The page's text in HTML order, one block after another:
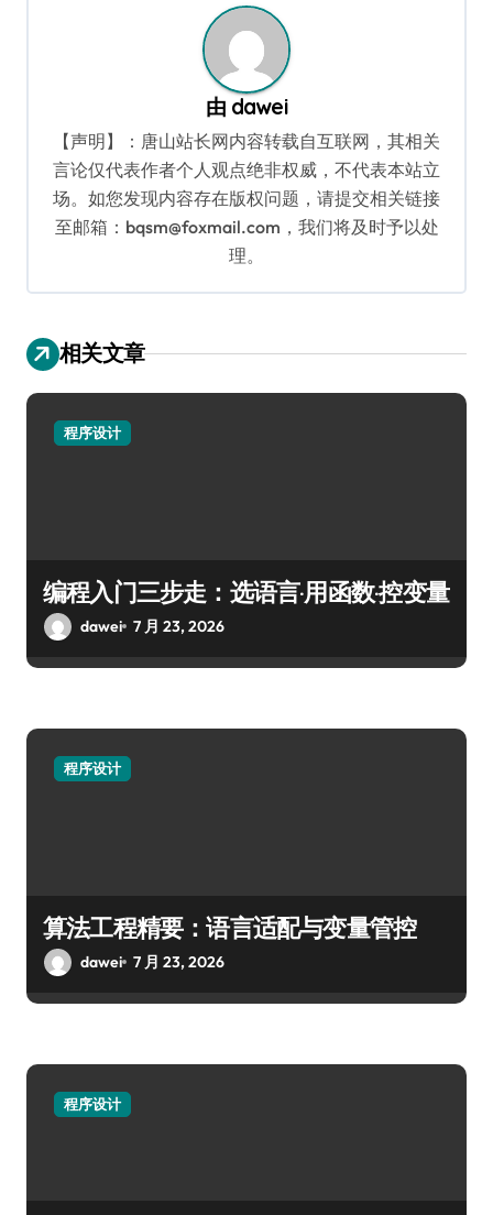
由 dawei
【声明】：唐山站长网内容转载自互联网，其相关
言论仅代表作者个人观点绝非权威，不代表本站立
场。如您发现内容存在版权问题，请提交相关链接
至邮箱：bqsm@foxmail.com，我们将及时予以处
理。
相关文章
程序设计
编程入门三步走：选语言·用函数·控变量
dawei 7 月 23, 2026
程序设计
算法工程精要：语言适配与变量管控
dawei 7 月 23, 2026
程序设计